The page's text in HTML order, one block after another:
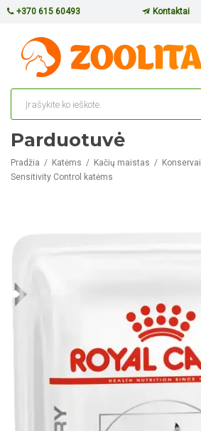
+370 615 60493 Kontaktai
Parduotuvė
Pradžia Katėms Kačių maistas Konservai
Sensitivity Control katėms